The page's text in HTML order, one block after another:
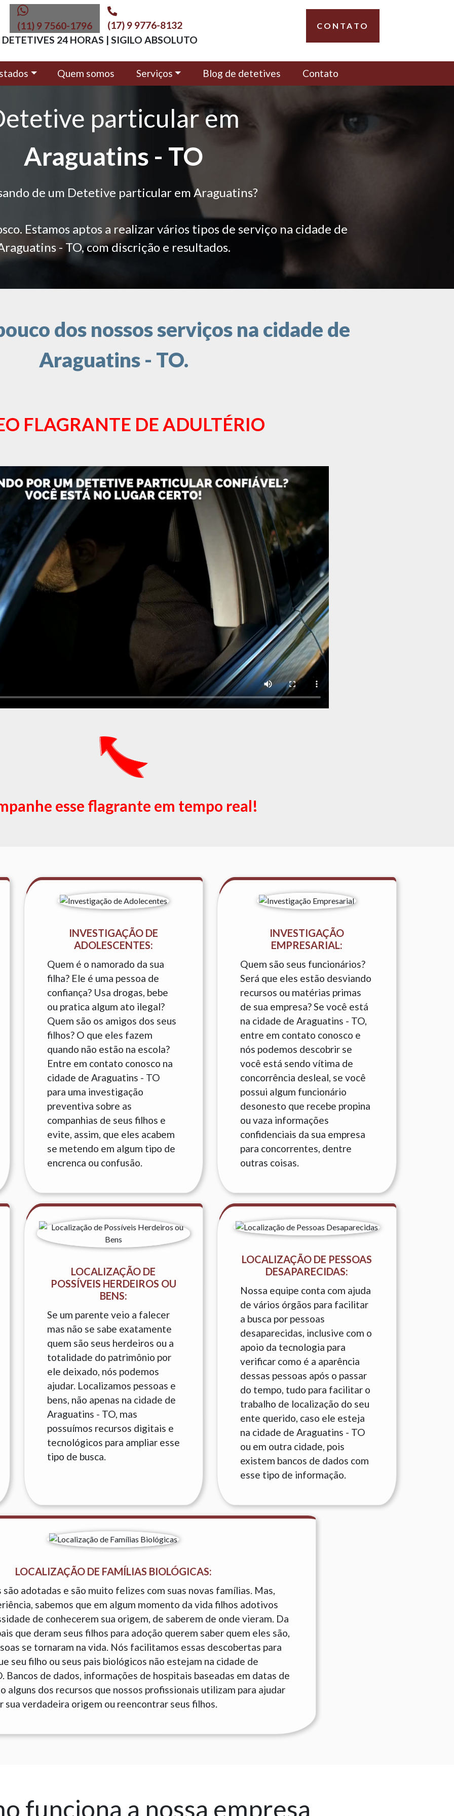
(11) 9 7560-1796
(17) 9 9776-8132
DETETIVES 24 HORAS | SIGILO ABSOLUTO
CONTATO
Quem somos Serviços Blog de detetives Contato
particular em
Araguatins - TO
de um Detetive particular em Araguatins?
Estamos aptos a realizar vários tipos de serviço na cidade de
- TO, com discrição e resultados.
dos nossos serviços na cidade de
Araguatins - TO.
FLAGRANTE DE ADULTÉRIO
esse flagrante em tempo real!
INVESTIGAÇÃO DE
ADOLESCENTES:
Quem é o namorado da sua
filha? Ele é uma pessoa de
confiança? Usa drogas, bebe
ou pratica algum ato ilegal?
Quem são os amigos dos seus
filhos? O que eles fazem
quando não estão na escola?
Entre em contato conosco na
cidade de Araguatins - TO
para uma investigação
preventiva sobre as
companhias de seus filhos e
evite, assim, que eles acabem
se metendo em algum tipo de
encrenca ou confusão.
INVESTIGAÇÃO
EMPRESARIAL:
Quem são seus funcionários?
Será que eles estão desviando
recursos ou matérias primas
de sua empresa? Se você está
na cidade de Araguatins - TO,
entre em contato conosco e
nós podemos descobrir se
você está sendo vítima de
concorrência desleal, se você
possui algum funcionário
desonesto que recebe propina
ou vaza informações
confidenciais da sua empresa
para concorrentes, dentre
outras coisas.
LOCALIZAÇÃO DE
POSSÍVEIS HERDEIROS OU
BENS:
Se um parente veio a falecer
mas não se sabe exatamente
quem são seus herdeiros ou a
totalidade do patrimônio por
ele deixado, nós podemos
ajudar. Localizamos pessoas e
bens, não apenas na cidade de
Araguatins - TO, mas
possuímos recursos digitais e
tecnológicos para ampliar esse
tipo de busca.
LOCALIZAÇÃO DE PESSOAS
DESAPARECIDAS:
Nossa equipe conta com ajuda
de vários órgãos para facilitar
a busca por pessoas
desaparecidas, inclusive com o
apoio da tecnologia para
verificar como é a aparência
dessas pessoas após o passar
do tempo, tudo para facilitar o
trabalho de localização do seu
ente querido, caso ele esteja
na cidade de Araguatins - TO
ou em outra cidade, pois
existem bancos de dados com
esse tipo de informação.
LOCALIZAÇÃO DE FAMÍLIAS BIOLÓGICAS:
adotadas e são muito felizes com suas novas famílias. Mas,
sabemos que em algum momento da vida filhos adotivos
de conhecerem sua origem, de saberem de onde vieram. Da
que deram seus filhos para adoção querem saber quem eles são,
se tornaram na vida. Nós facilitamos essas descobertas para
seu filho ou seus pais biológicos não estejam na cidade de
Bancos de dados, informações de hospitais baseadas em datas de
alguns dos recursos que nossos profissionais utilizam para ajudar
sua verdadeira origem ou reencontrar seus filhos.
funciona a nossa empresa